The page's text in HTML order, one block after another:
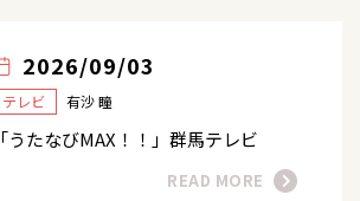
2026/09/03
テレビ 有沙 瞳
「うたなびMAX！！」群馬テレビ
READ MORE